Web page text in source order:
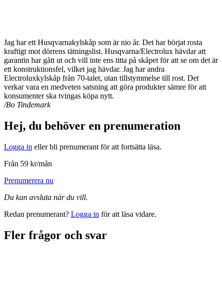
Jag har ett Husqvarnakylskåp som är nio år. Det har börjat rosta
kraftigt mot dörrens tätningslist. Husqvarna/Electrolux hävdar att
garantin har gått ut och vill inte ens titta på skåpet för att se om det är
ett konstruktionsfel, vilket jag hävdar. Jag har andra
Electroluxkylskåp från 70-talet, utan tillstymmelse till rost. Det
verkar vara en medveten satsning att göra produkter sämre för att
konsumenter ska tvingas köpa nytt.
/Bo Tindemark
Hej, du behöver en prenumeration
Logga in eller bli prenumerant för att fortsätta läsa.
Från 59 kr/mån
Prenumerera nu
Du kan avsluta när du vill.
Redan prenumerant? Logga in för att läsa vidare.
Fler frågor och svar